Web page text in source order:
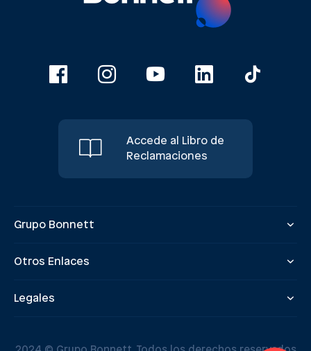
Accede al Libro de
Reclamaciones
Grupo Bonnett
Otros Enlaces
Legales